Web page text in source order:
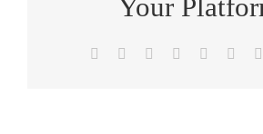
Your
Facebook Reddit LinkedInWhatsApp